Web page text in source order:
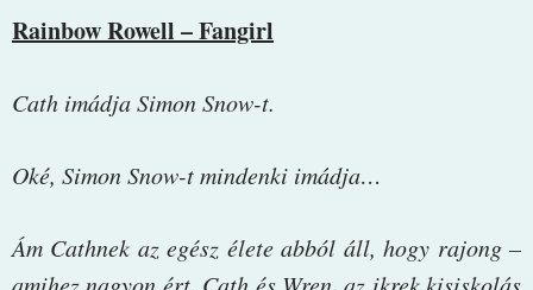
Rainbow Rowell – Fangirl
Cath imádja Simon Snow-t.
Oké, Simon Snow-t mindenki imádja…
Ám Cathnek az egész élete abból áll, hogy rajong –
amihez nagyon ért. Cath és Wren, az ikrek kisiskolás